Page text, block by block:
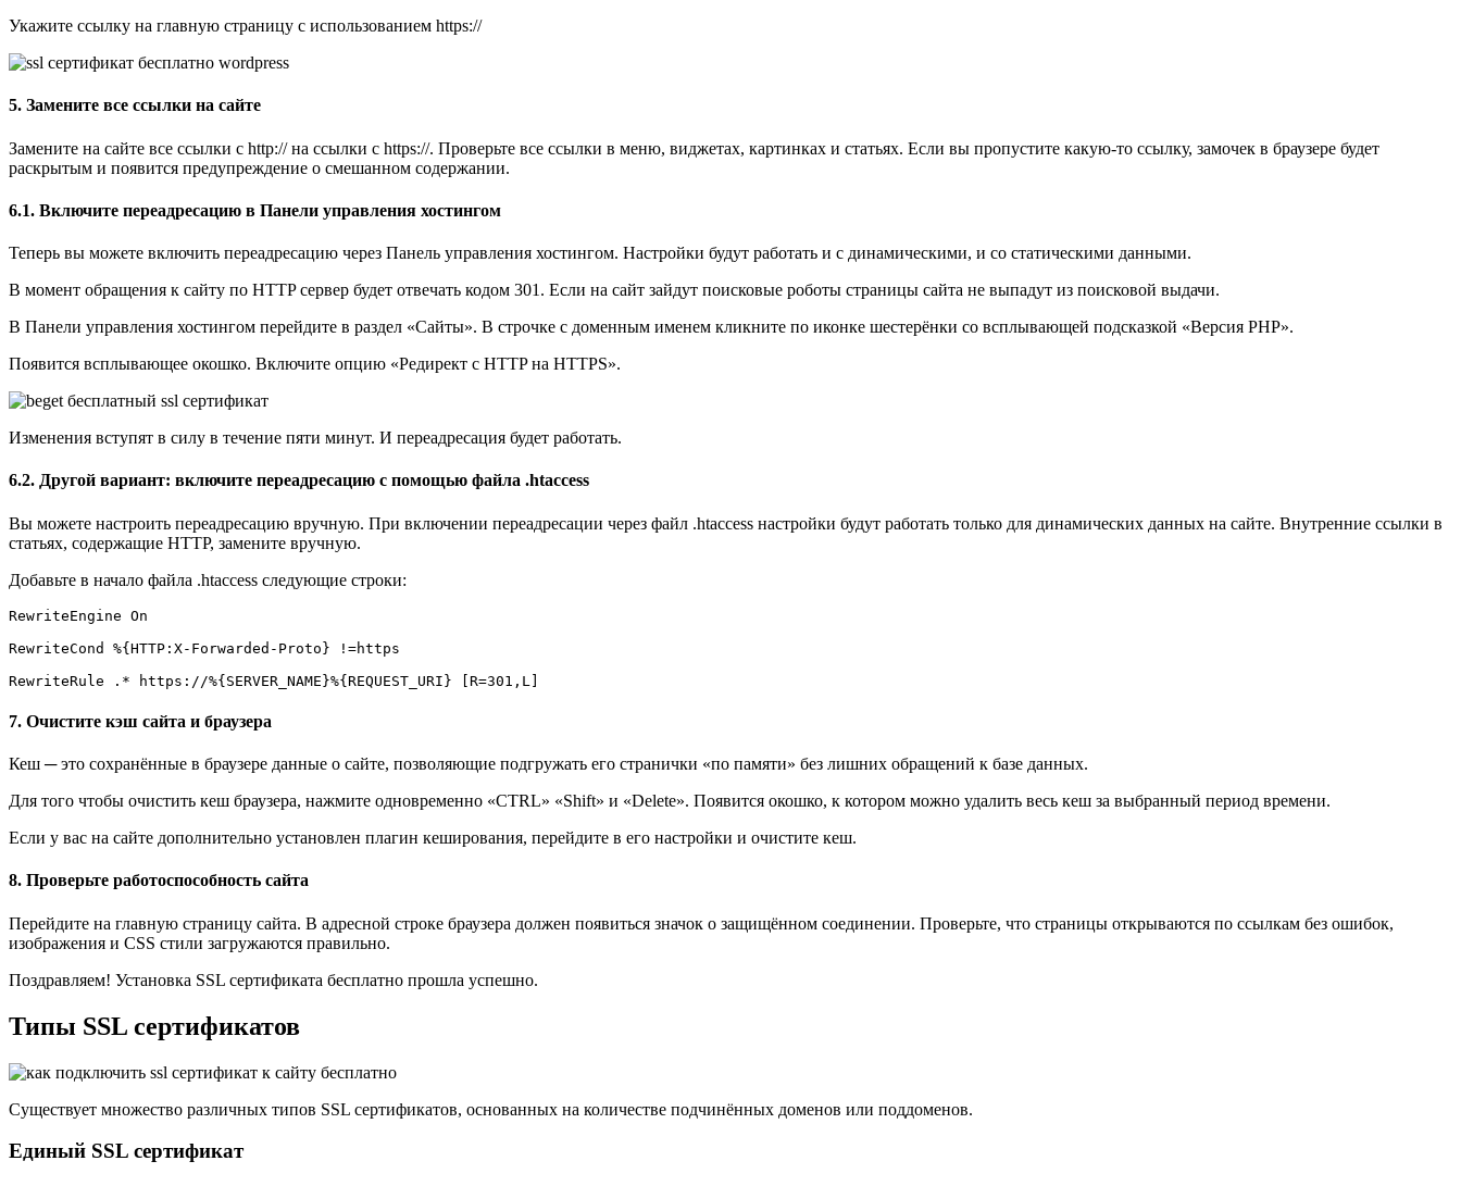
Укажите ссылку на главную страницу с использованием https://
5. Замените все ссылки на сайте
Замените на сайте все ссылки с http:// на ссылки с https://. Проверьте все ссылки в меню, виджетах, картинках и статьях. Если вы пропустите какую-то ссылку, замочек в браузере будет
раскрытым и появится предупреждение о смешанном содержании.
6.1. Включите переадресацию в Панели управления хостингом
Теперь вы можете включить переадресацию через Панель управления хостингом. Настройки будут работать и с динамическими, и со статическими данными.
В момент обращения к сайту по HTTP сервер будет отвечать кодом 301. Если на сайт зайдут поисковые роботы страницы сайта не выпадут из поисковой выдачи.
В Панели управления хостингом перейдите в раздел «Сайты». В строчке с доменным именем кликните по иконке шестерёнки со всплывающей подсказкой «Версия PHP».
Появится всплывающее окошко. Включите опцию «Редирект с HTTP на HTTPS».
Изменения вступят в силу в течение пяти минут. И переадресация будет работать.
6.2. Другой вариант: включите переадресацию с помощью файла .htaccess
Вы можете настроить переадресацию вручную. При включении переадресации через файл .htaccess настройки будут работать только для динамических данных на сайте. Внутренние ссылки в
статьях, содержащие HTTP, замените вручную.
Добавьте в начало файла .htaccess следующие строки:
RewriteEngine On
RewriteCond %{HTTP:X-Forwarded-Proto} !=https
RewriteRule .* https://%{SERVER_NAME}%{REQUEST_URI} [R=301,L]
7. Очистите кэш сайта и браузера
Кеш ─ это сохранённые в браузере данные о сайте, позволяющие подгружать его странички «по памяти» без лишних обращений к базе данных.
Для того чтобы очистить кеш браузера, нажмите одновременно «CTRL» «Shift» и «Delete». Появится окошко, к котором можно удалить весь кеш за выбранный период времени.
Если у вас на сайте дополнительно установлен плагин кеширования, перейдите в его настройки и очистите кеш.
8. Проверьте работоспособность сайта
Перейдите на главную страницу сайта. В адресной строке браузера должен появиться значок о защищённом соединении. Проверьте, что страницы открываются по ссылкам без ошибок,
изображения и CSS стили загружаются правильно.
Поздравляем! Установка SSL сертификата бесплатно прошла успешно.
Типы SSL сертификатов
Существует множество различных типов SSL сертификатов, основанных на количестве подчинённых доменов или поддоменов.
Единый SSL сертификат